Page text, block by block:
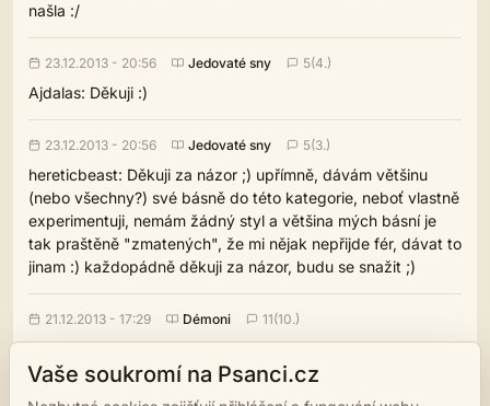
našla :/
23.12.2013 - 20:56 Jedovaté sny 5(4.)
Ajdalas: Děkuji :)
23.12.2013 - 20:56 Jedovaté sny 5(3.)
hereticbeast: Děkuji za názor ;) upřímně, dávám většinu
(nebo všechny?) své básně do této kategorie, neboť vlastně
experimentuji, nemám žádný styl a většina mých básní je
tak praštěně "zmatených", že mi nějak nepřijde fér, dávat to
jinam :) každopádně děkuji za názor, budu se snažit ;)
21.12.2013 - 17:29 Démoni 11(10.)
Kritika se bohužel píše snáz, než pochlebování, proto
netuším, co napsat pouhými slovy teď, v tuto chvíli, kdy se
Vaše soukromí na Psanci.cz